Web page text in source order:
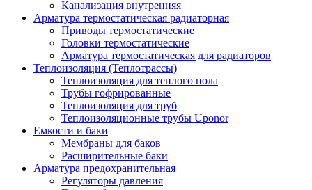
Канализация внутренняя
Арматура термостатическая радиаторная
Приводы термостатические
Головки термостатические
Арматура термостатическая для радиаторов
Теплоизоляция (Теплотрассы)
Теплоизоляция для теплого пола
Трубы гофрированные
Теплоизоляция для труб
Теплоизоляционные трубы Uponor
Емкости и баки
Мембраны для баков
Расширительные баки
Арматура предохранительная
Регуляторы давления